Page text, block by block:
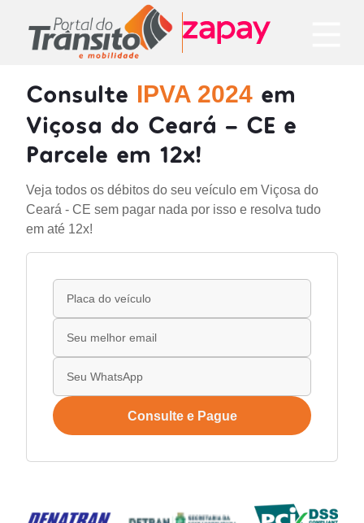
Consulte IPVA 2024 em
Viçosa do Ceará - CE e
Parcele em 12x!
Veja todos os débitos do seu veículo em Viçosa do
Ceará - CE sem pagar nada por isso e resolva tudo
em até 12x!
Consulte e Pague